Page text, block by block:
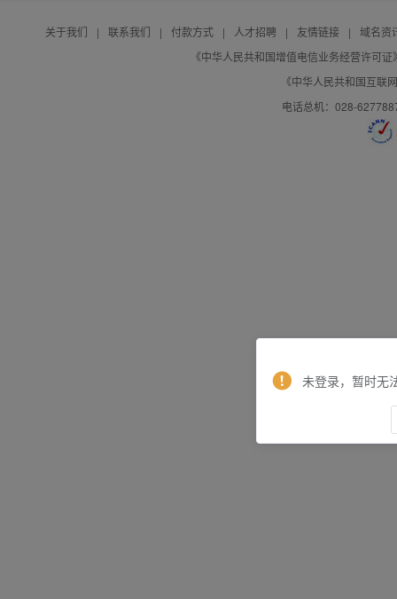
关于我们 | 联系我们 | 付款方式 | 人才招聘 | 友情链接 |
域名资
《中华人民共和国增值电信业务经营许可
《中华人民共和国互联
电话总机：028-
未登录，暂时无